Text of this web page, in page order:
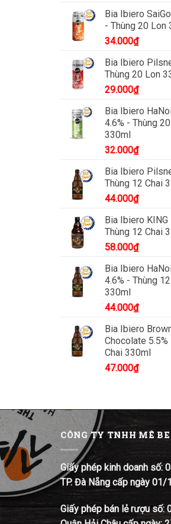
Bia Ibiero
- Thùng 20 Lon
34.000₫
Bia Ibiero
Thùng 20 Lon
29.000₫
Bia Ibiero
4.6% - Thùng
330ml
32.000₫
Bia Ibiero
Thùng 12 Chai
44.000₫
Bia Ibiero KING
Thùng 12 Chai
58.000₫
Bia Ibiero
4.6% - Thùng
330ml
44.000₫
Bia Ibiero
Chocolate 5.5%
Chai 330ml
47.000₫
CÔNG TY TNHH MÊ
Giấy phép kinh doanh số:
TP. Đà Nẵng cấp ngày
Giấy phép bán lẻ rượu số: